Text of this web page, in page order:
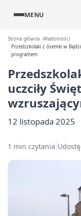
MENU
Strona główna Wiadomości
Przedszkolaki z ósemki w
programem
uczciły
12 listopada 2025
1 min czytania